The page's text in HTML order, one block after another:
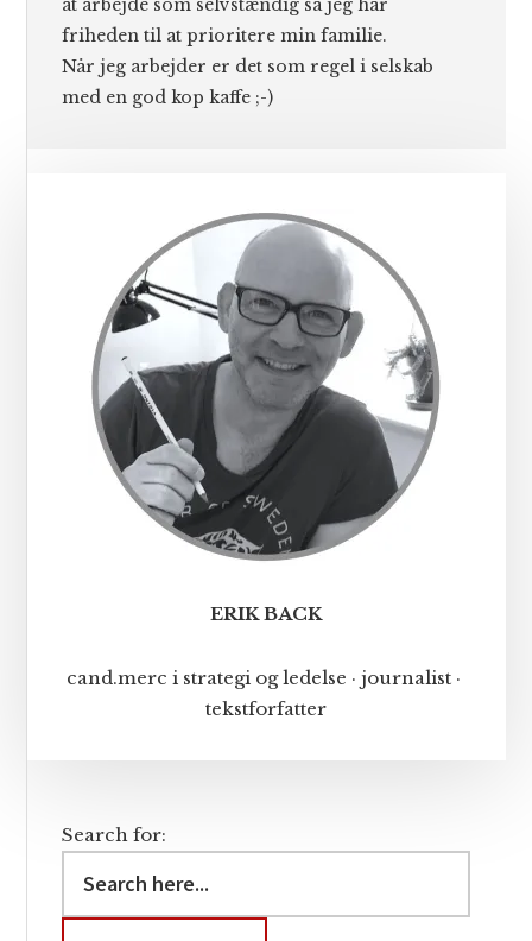
at arbejde som selvstændig så jeg har
friheden til at prioritere min familie.
Når jeg arbejder er det som regel i selskab
med en god kop kaffe ;-)
ERIK BACK
cand.merc i strategi og ledelse · journalist ·
tekstforfatter
Search for: